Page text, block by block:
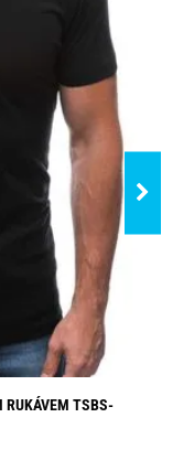
RUKÁVEM TSBS-